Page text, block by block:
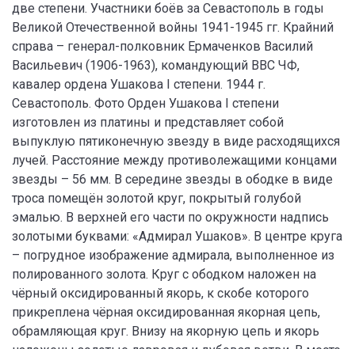
две степени. Участники боёв за Севастополь в годы
Великой Отечественной войны 1941-1945 гг. Крайний
справа – генерал-полковник Ермаченков Василий
Васильевич (1906-1963), командующий ВВС ЧФ,
кавалер ордена Ушакова I степени. 1944 г.
Севастополь. Фото Орден Ушакова I степени
изготовлен из платины и представляет собой
выпуклую пятиконечную звезду в виде расходящихся
лучей. Расстояние между противолежащими концами
звезды – 56 мм. В середине звезды в ободке в виде
троса помещён золотой круг, покрытый голубой
эмалью. В верхней его части по окружности надпись
золотыми буквами: «Адмирал Ушаков». В центре круга
– погрудное изображение адмирала, выполненное из
полированного золота. Круг с ободком наложен на
чёрный оксидированный якорь, к скобе которого
прикреплена чёрная оксидированная якорная цепь,
обрамляющая круг. Внизу на якорную цепь и якорь